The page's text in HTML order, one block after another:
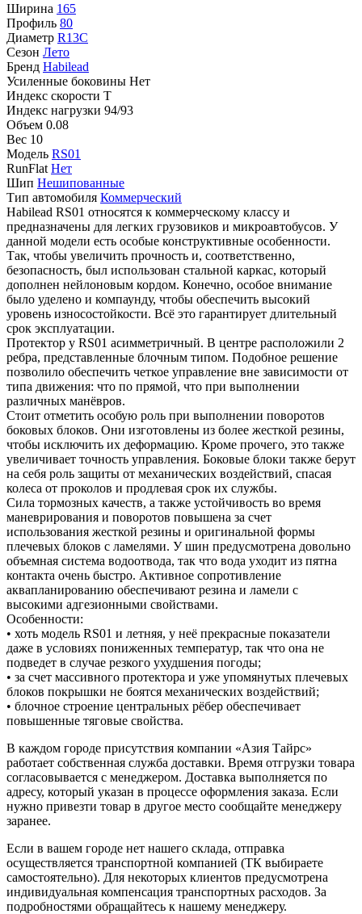
Ширина 165
Профиль 80
Диаметр R13C
Сезон Лето
Бренд Habilead
Усиленные боковины Нет
Индекс скорости T
Индекс нагрузки 94/93
Объем 0.08
Вес 10
Модель RS01
RunFlat Нет
Шип Нешипованные
Тип автомобиля Коммерческий
Habilead RS01 относятся к коммерческому классу и
предназначены для легких грузовиков и микроавтобусов. У
данной модели есть особые конструктивные особенности.
Так, чтобы увеличить прочность и, соответственно,
безопасность, был использован стальной каркас, который
дополнен нейлоновым кордом. Конечно, особое внимание
было уделено и компаунду, чтобы обеспечить высокий
уровень износостойкости. Всё это гарантирует длительный
срок эксплуатации.
Протектор у RS01 асимметричный. В центре расположили 2
ребра, представленные блочным типом. Подобное решение
позволило обеспечить четкое управление вне зависимости от
типа движения: что по прямой, что при выполнении
различных манёвров.
Стоит отметить особую роль при выполнении поворотов
боковых блоков. Они изготовлены из более жесткой резины,
чтобы исключить их деформацию. Кроме прочего, это также
увеличивает точность управления. Боковые блоки также берут
на себя роль защиты от механических воздействий, спасая
колеса от проколов и продлевая срок их службы.
Сила тормозных качеств, а также устойчивость во время
маневрирования и поворотов повышена за счет
использования жесткой резины и оригинальной формы
плечевых блоков с ламелями. У шин предусмотрена довольно
объемная система водоотвода, так что вода уходит из пятна
контакта очень быстро. Активное сопротивление
аквапланированию обеспечивают резина и ламели с
высокими адгезионными свойствами.
Особенности:
• хоть модель RS01 и летняя, у неё прекрасные показатели
даже в условиях пониженных температур, так что она не
подведет в случае резкого ухудшения погоды;
• за счет массивного протектора и уже упомянутых плечевых
блоков покрышки не боятся механических воздействий;
• блочное строение центральных рёбер обеспечивает
повышенные тяговые свойства.
В каждом городе присутствия компании «Азия Тайрс»
работает собственная служба доставки. Время отгрузки товара
согласовывается с менеджером. Доставка выполняется по
адресу, который указан в процессе оформления заказа. Если
нужно привезти товар в другое место сообщайте менеджеру
заранее.
Если в вашем городе нет нашего склада, отправка
осуществляется транспортной компанией (ТК выбираете
самостоятельно). Для некоторых клиентов предусмотрена
индивидуальная компенсация транспортных расходов. За
подробностями обращайтесь к нашему менеджеру.